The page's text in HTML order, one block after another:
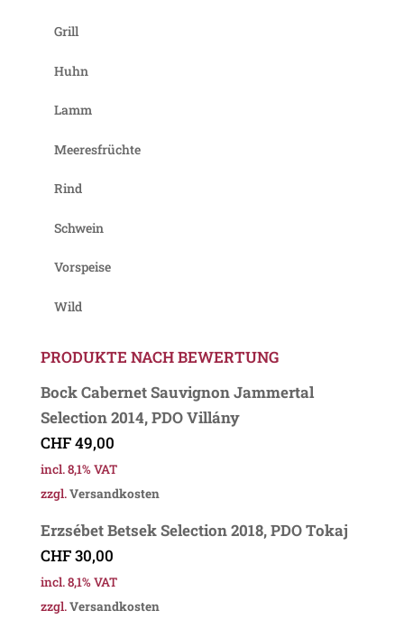
Grill
Huhn
Lamm
Meeresfrüchte
Rind
Schwein
Vorspeise
Wild
PRODUKTE NACH BEWERTUNG
Bock Cabernet Sauvignon Jammertal
Selection 2014, PDO Villány
CHF49,00
incl. 8,1% VAT
zzgl.Versandkosten
Erzsébet Betsek Selection 2018, PDO Tokaj
CHF30,00
incl. 8,1% VAT
zzgl.Versandkosten